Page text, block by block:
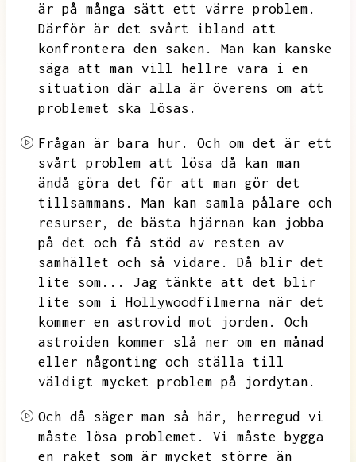
är på många sätt ett värre problem.
Därför är det svårt ibland att
konfrontera den saken.
Man kan kanske
säga att man vill hellre vara i en
situation där alla är överens om att
problemet ska lösas.
Frågan är bara hur.
Och om det är ett
svårt problem att lösa då kan man
ändå göra det för att man gör det
tillsammans.
Man kan samla pålare och
resurser,
de bästa hjärnan kan jobba
på det och få stöd av resten av
samhället och så vidare.
Då blir det
lite som...
Jag tänkte att det blir
lite som i Hollywoodfilmerna när det
kommer en astrovid mot jorden.
Och
astroiden kommer slå ner om en månad
eller någonting och ställa till
väldigt mycket problem på jordytan.
Och då säger man så här,
herregud vi
måste lösa problemet.
Vi måste bygga
en raket som är mycket större än